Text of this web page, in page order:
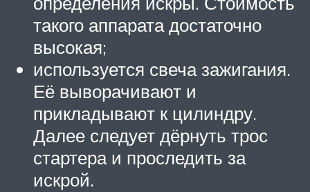
такого аппарата достаточно
высокая;
используется свеча зажигания.
Её выворачивают и
прикладывают к цилиндру.
Далее следует дёрнуть трос
стартера и проследить за
искрой.